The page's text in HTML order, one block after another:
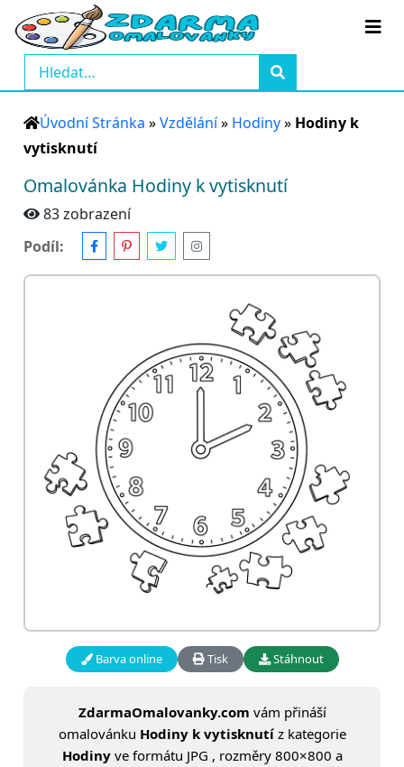
Úvodní Stránka »Vzdělání» Hodiny» Hodiny k
vytisknutí
Omalovánka Hodiny k vytisknutí
83 zobrazení
Podíl:
Barva online Tisk Stáhnout
ZdarmaOmalovanky.com vám přináší
omalovánku Hodiny k vytisknutíz kategorie
Hodinyve formátu JPG , rozměry 800×800 a